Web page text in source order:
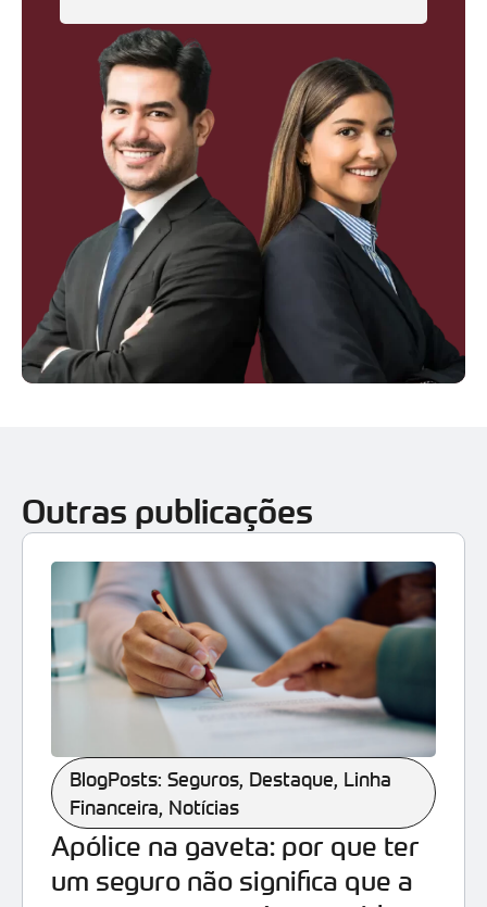
Outras publicações
BlogPosts: Seguros, Destaque, Linha
Financeira, Notícias
Apólice na gaveta: por que ter
um seguro não significa que a